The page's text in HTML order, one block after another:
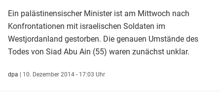
Ein palästinensischer Minister ist am Mittwoch nach
Konfrontationen mit israelischen Soldaten im
Westjordanland gestorben. Die genauen Umstände des
Todes von Siad Abu Ain (55) waren zunächst unklar.
dpa | 10. Dezember 2014 - 17:03 Uhr